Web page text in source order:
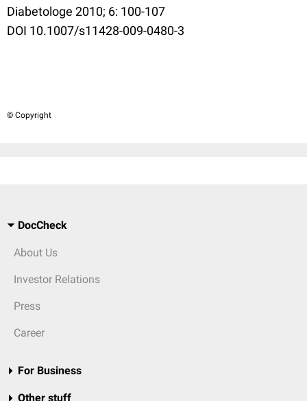
Diabetologe 2010; 6: 100-107
DOI 10.1007/s11428-009-0480-3
© Copyright
DocCheck
About Us
Investor Relations
Press
Career
For Business
Other stuff